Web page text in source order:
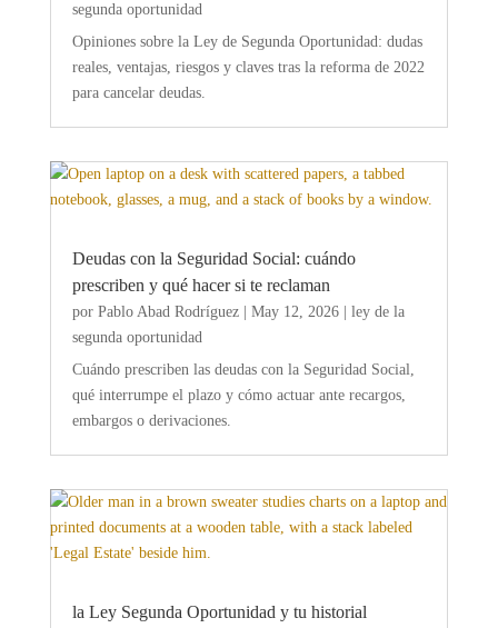
segunda oportunidad
Opiniones sobre la Ley de Segunda Oportunidad: dudas
reales, ventajas, riesgos y claves tras la reforma de 2022
para cancelar deudas.
Deudas con la Seguridad Social: cuándo
prescriben y qué hacer si te reclaman
por Pablo Abad Rodríguez| May 12, 2026| ley de la
segunda oportunidad
Cuándo prescriben las deudas con la Seguridad Social,
qué interrumpe el plazo y cómo actuar ante recargos,
embargos o derivaciones.
la Ley Segunda Oportunidad y tu historial